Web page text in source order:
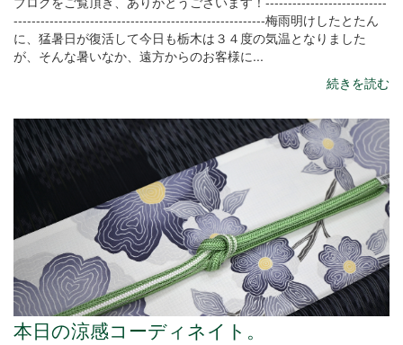
--------------------------------------------------------梅雨明けしたとたん
に、猛暑日が復活して今日も栃木は３４度の気温となりました
が、そんな暑いなか、遠方からのお客様に...
続きを読む
本日の涼感コーディネイト。